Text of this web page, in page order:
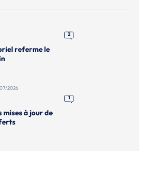
2
referme le
07/2026
1
mises à jour de